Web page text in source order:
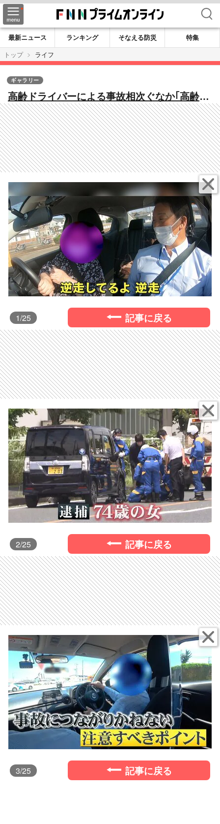
検索
最新ニュース ランキング そなえる防災
特集
トップ
ライフ
高齢ドライバーによる事故相次ぐなか｢高齢者
講習」では“危険な瞬間”が次々と…信号無
視・逆走…それでも免許更新する理由
ギャラリー
1/25 記事に戻る
2/25 記事に戻る
3/25 記事に戻る